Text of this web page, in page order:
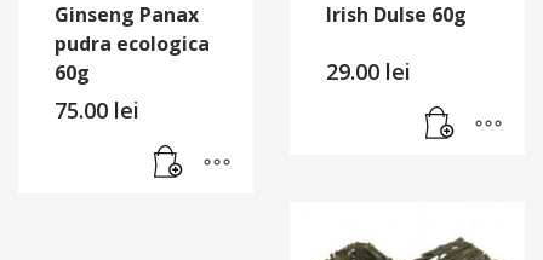
Ginseng Panax
pudra ecologica
60g
75.00 lei
Irish Dulse 60g
29.00 lei